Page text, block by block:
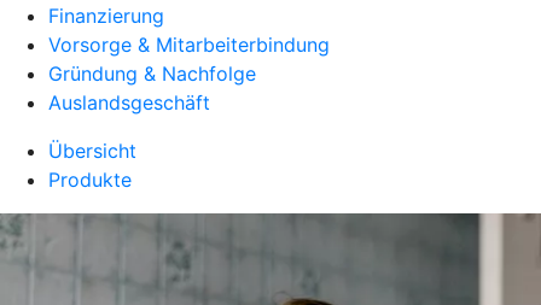
Finanzierung
Vorsorge & Mitarbeiterbindung
Gründung & Nachfolge
Auslandsgeschäft
Übersicht
Produkte